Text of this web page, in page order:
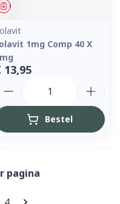
Geneesmiddel
1mg Comp 40 X
13,95
Bestel
pagina
pagina